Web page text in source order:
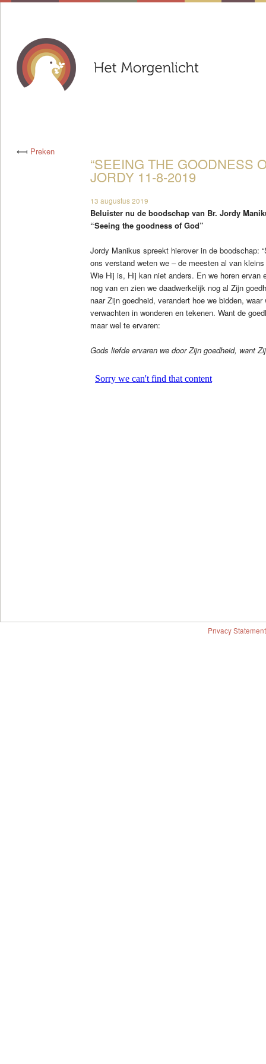
⟻ Preken
“SEEING THE GOODNESS
JORDY 11-8-2019
13 augustus 2019
Beluister nu de boodschap van Br. Jordy
“Seeing the goodness of God”
Jordy Manikus spreekt hierover in de boodschap:
ons verstand weten we – de meesten al van
Wie Hij is, Hij kan niet anders. En we horen ervan
nog van en zien we daadwerkelijk nog al Zijn
naar Zijn goedheid, verandert hoe we bidden,
verwachten in wonderen en tekenen. Want de
maar wel te ervaren:
Gods liefde ervaren we door Zijn goedheid, want
Privacy Statement